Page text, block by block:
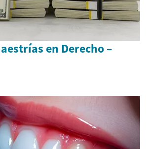
en Derecho –